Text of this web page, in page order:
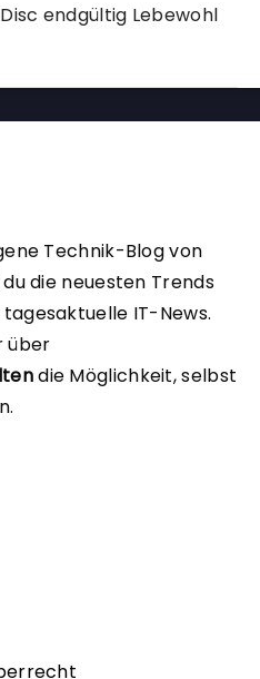
endgültig Lebewohl
Technik-Blog von
die neuesten Trends
IT-News.
über
die Möglichkeit, selbst